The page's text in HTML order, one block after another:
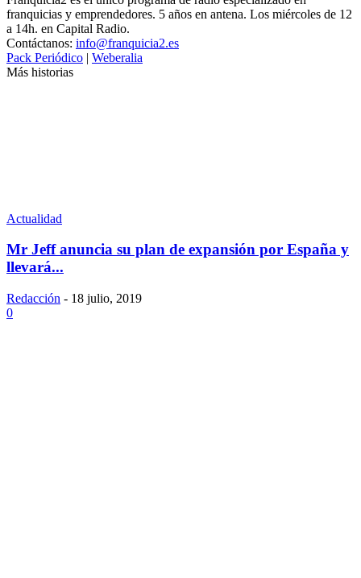
franquicias y emprendedores. 5 años en antena. Los miércoles de 12
a 14h. en Capital Radio.
Contáctanos: info@franquicia2.es
Pack Periódico | Weberalia
Más historias
Actualidad
Mr Jeff anuncia su plan de expansión por España y
llevará...
Redacción - 18 julio, 2019
0